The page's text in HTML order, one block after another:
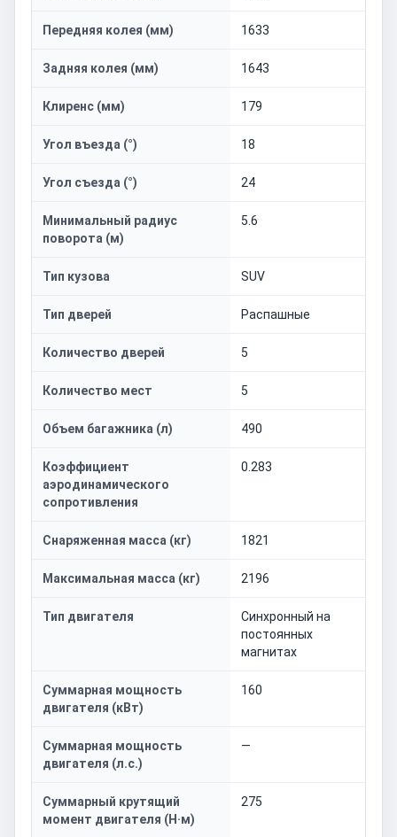
Передняя колея (мм) 1633
Задняя колея (мм) 1643
Клиренс (мм) 179
Угол въезда (°) 18
Угол съезда (°) 24
Минимальный радиус
поворота (м)
5.6
Тип кузова SUV
Тип дверей Распашные
Количество дверей 5
Количество мест 5
Объем багажника (л) 490
Коэффициент
аэродинамического
сопротивления
0.283
Снаряженная масса (кг) 1821
Максимальная масса (кг) 2196
Тип двигателя
Синхронный на
постоянных
магнитах
Суммарная мощность
двигателя (кВт)
160
Суммарная мощность
двигателя (л.с.)
—
Суммарный крутящий
момент двигателя (Н·м)
275